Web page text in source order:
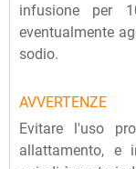
infusione per
eventualmente
sodio.
AVVERTENZE
Evitare l'uso
allattamento, e